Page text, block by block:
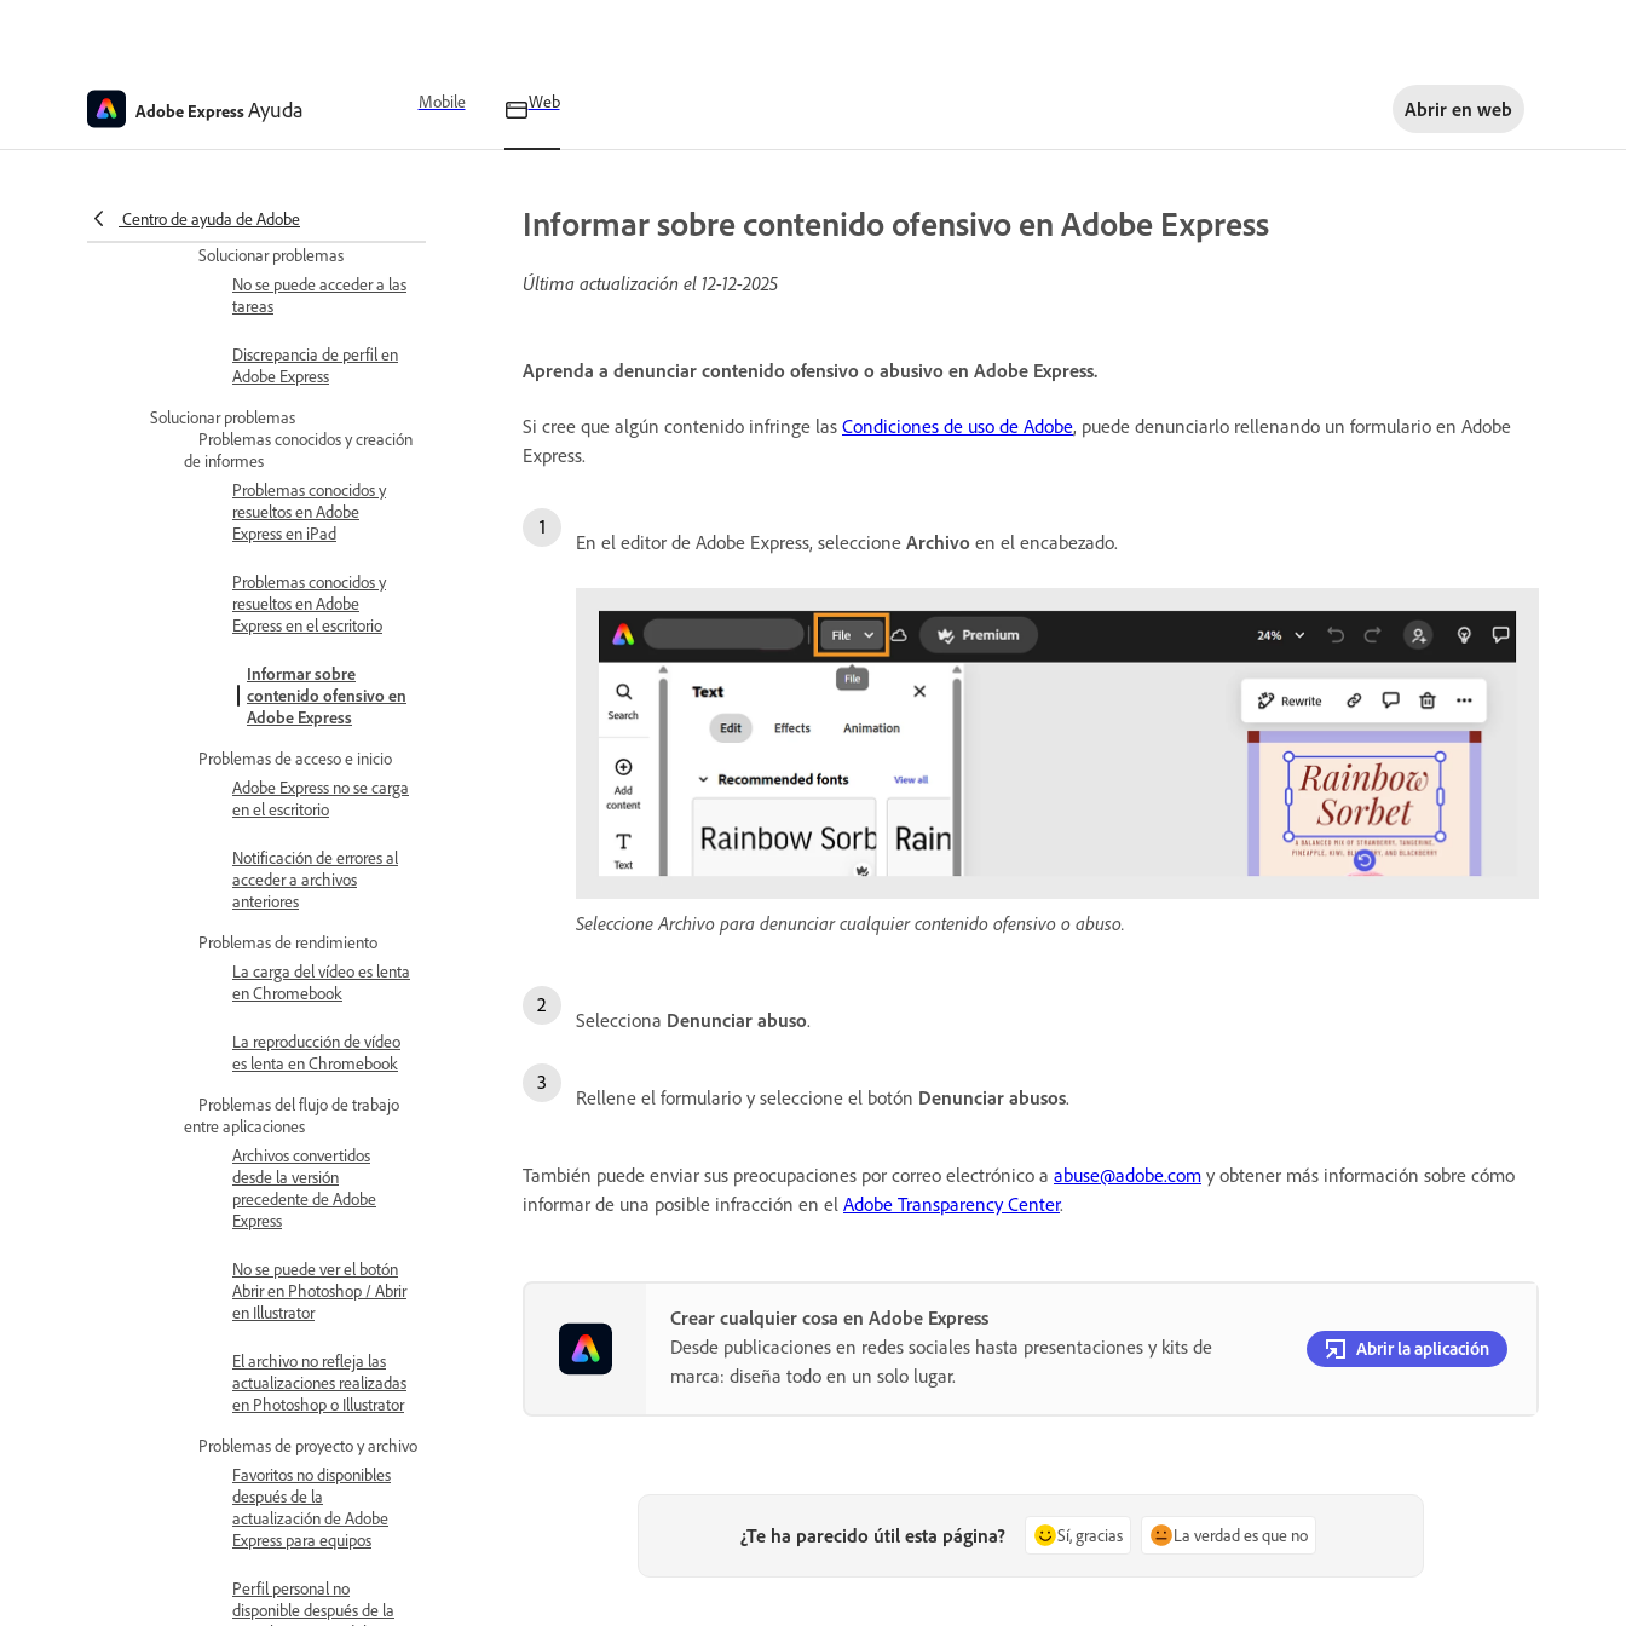
Adobe ExpressAyuda Mobile Web Abrir en web
Centro de ayuda de Adobe
Acceder a las clases
Solucionar problemas
No se puede acceder a las
tareas
Discrepancia de perfil en
Adobe Express
Solucionar problemas
Problemas conocidos y creación
de informes
Problemas conocidos y
resueltos en Adobe
Express en iPad
Problemas conocidos y
resueltos en Adobe
Express en el escritorio
Informar sobre
contenido ofensivo en
Adobe Express
Problemas de acceso e inicio
Adobe Express no se carga
en el escritorio
Notificación de errores al
acceder a archivos
anteriores
Problemas de rendimiento
La carga del vídeo es lenta
en Chromebook
La reproducción de vídeo
es lenta en Chromebook
Problemas del flujo de trabajo
entre aplicaciones
Archivos convertidos
desde la versión
precedente de Adobe
Express
No se puede ver el botón
Abrir en Photoshop / Abrir
en Illustrator
El archivo no refleja las
actualizaciones realizadas
en Photoshop o Illustrator
Problemas de proyecto y archivo
Favoritos no disponibles
después de la
actualización de Adobe
Express para equipos
Perfil personal no
disponible después de la
Informar sobre contenido ofensivo en Adobe Express
Última actualización el 12-12-2025
Aprenda a denunciar contenido ofensivo o abusivo en Adobe Express.
Si cree que algún contenido infringe las Condiciones de uso de Adobe, puede denunciarlo rellenando un formulario en Adobe
Express.
En el editor de Adobe Express, seleccione Archivo en el encabezado.
Seleccione Archivo para denunciar cualquier contenido ofensivo o abuso.
Selecciona Denunciar abuso.
Rellene el formulario y seleccione el botón Denunciar abusos.
También puede enviar sus preocupaciones por correo electrónico a abuse@adobe.com y obtener más información sobre cómo
informar de una posible infracción en el Adobe Transparency Center.
Crear cualquier cosa en Adobe Express
Desde publicaciones en redes sociales hasta presentaciones y kits de
marca: diseña todo en un solo lugar.
Abrir la aplicación
¿Te ha parecido útil esta página? Sí, gracias La verdad es que no